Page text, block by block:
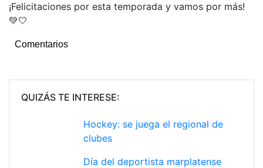
¡Felicitaciones por esta temporada y vamos por más!
💚🤍
Comentarios
QUIZÁS TE INTERESE:
Hockey: se juega el regional de
clubes
Día del deportista marplatense